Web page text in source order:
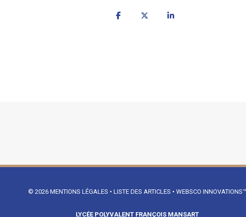
© 2026 MENTIONS LÉGALES • LISTE DES ARTICLES • WEBSCO INNOVATIONS™
LYCÉE POLYVALENT FRANÇOIS MANSART